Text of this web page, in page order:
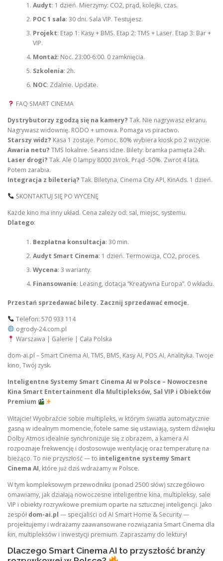
Audyt: 1 dzień. Mierzymy: CO2, prąd, kolejki, czas.
POC 1 sala: 30 dni. Sala VIP. Testujesz.
Projekt: Etap 1: Kasy + BMS. Etap 2: TMS + Laser. Etap 3: Bar +
VIP.
Montaż: Noc. 23:00-6:00. 0 zamknięcia.
Szkolenia: 2h.
NOC: Zdalnie. Update.
FAQ SMART CINEMA
Dystrybutorzy zgodzą się na kamery? Tak. Nie nagrywasz ekranu.
Nagrywasz widownię. RODO + umowa. Pomaga vs piractwo.
Starszy widz? Kasa 1 zostaje. Pomoc. 80% wybiera kiosk po 2 wizycie.
Awaria netu? TMS lokalnie. Seans idzie. Bilety: bramka pamięta 24h.
Laser drogi? Tak. Ale 0 lampy 8000 zł/rok. Prąd -50%. Zwrot 4 lata.
Potem zarabia.
Integracja z bileterią? Tak. Biletyna, Cinema City API, KinAds. 1 dzień.
SKONTAKTUJ SIĘ PO WYCENĘ
Każde kino ma inny układ. Cena zależy od: sal, miejsc, systemu.
Dlatego:
Bezpłatna konsultacja: 30 min.
Audyt Smart Cinema: 1 dzień. Termowizja, CO2, proces.
Wycena: 3 warianty.
Finansowanie: Leasing, dotacja “Kreatywna Europa”. 0 wkładu.
Przestań sprzedawać bilety. Zacznij sprzedawać emocje.
Telefon: 570 933 114
ogrody-24.com.pl
Warszawa | Galerie | Cała Polska
dom-ai.pl – Smart Cinema AI, TMS, BMS, Kasy AI, POS AI, Analityka. Twoje
kino, Twój zysk.
Inteligentne Systemy Smart Cinema AI w Polsce – Nowoczesne
Kina Smart Entertainment dla Multipleksów, Sal VIP i Obiektów
Premium
Witajcie! Wyobraźcie sobie multipleks, w którym światła automatycznie
gasną w idealnym momencie, fotele same się ustawiają, system dźwięku
Dolby Atmos idealnie synchronizuje się z obrazem, a kamera AI
rozpoznaje frekwencję i dostosowuje wentylację oraz temperaturę na
bieżąco. To nie przyszłość — to inteligentne systemy Smart
Cinema AI, które już dziś wdrażamy w Polsce.
W tym kompleksowym przewodniku (ponad 2500 słów) szczegółowo
omawiamy, jak działają nowoczesne inteligentne kina, multipleksy, sale
VIP i obiekty rozrywkowe premium oparte na sztucznej inteligencji. Jako
zespół dom-ai.pl — specjaliści od AI Smart Home & Security —
projektujemy i wdrażamy zaawansowane rozwiązania Smart Cinema dla
kin, multipleksów i inwestycji premium. Zapraszamy do lektury!
Dlaczego Smart Cinema AI to przyszłość branży